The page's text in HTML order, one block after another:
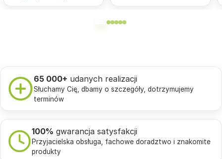
65 000+ udanych realizacji
Słuchamy Cię, dbamy o szczegóły, dotrzymujemy
terminów
100% gwarancja satysfakcji
Przyjacielska obsługa, fachowe doradztwo i znakomite
produkty